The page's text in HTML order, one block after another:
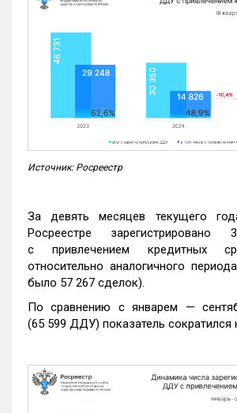
Источник: Росреестр
За девять месяцев текущего
Росреестре
с привлечением кредитных
относительно аналогичного
было 57 267 сделок).
По сравнению с январем —
(65 599 ДДУ) показатель сократился